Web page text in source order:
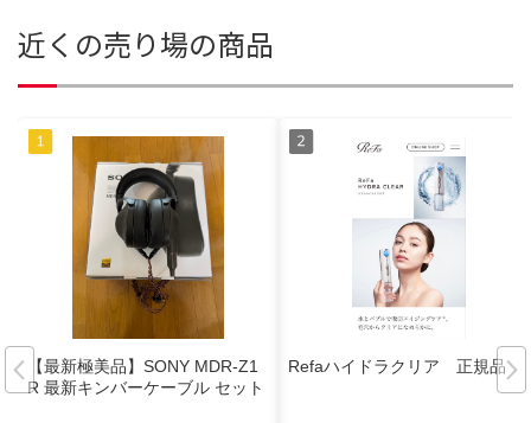
近くの売り場の商品
【最新極美品】SONY MDR-Z1
R 最新キンバーケーブル セット
Refaハイドラクリア 正規品